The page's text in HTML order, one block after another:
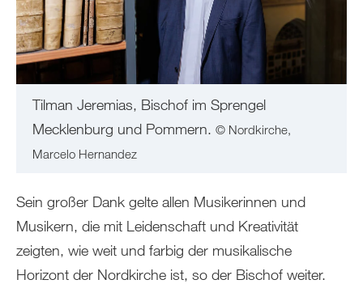
Tilman Jeremias, Bischof im Sprengel
Mecklenburg und Pommern. © Nordkirche,
Marcelo Hernandez
Sein großer Dank gelte allen Musikerinnen und
Musikern, die mit Leidenschaft und Kreativität
zeigten, wie weit und farbig der musikalische
Horizont der Nordkirche ist, so der Bischof weiter.